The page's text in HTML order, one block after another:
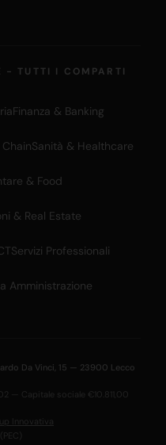
- TUTTI I COMPARTI
Finanza & Banking
Sanità & Healthcare
& Food
& Real Estate
Servizi Professionali
Amministrazione
Da Vinci, 15 — 23900 Lecco
— Capitale sociale €10.811,00
Innovativa
(PEC)